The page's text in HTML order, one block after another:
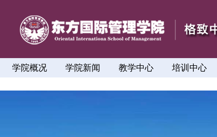
学院概况 学院新闻 教学中心 培训中心